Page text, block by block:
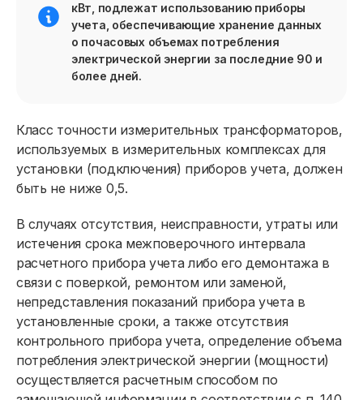
кВт, подлежат использованию приборы
учета, обеспечивающие хранение данных
о почасовых объемах потребления
электрической энергии за последние 90 и
более дней.
Класс точности измерительных трансформаторов,
используемых в измерительных комплексах для
установки (подключения) приборов учета, должен
быть не ниже 0,5.
В случаях отсутствия, неисправности, утраты или
истечения срока межповерочного интервала
расчетного прибора учета либо его демонтажа в
связи с поверкой, ремонтом или заменой,
непредставления показаний прибора учета в
установленные сроки, а также отсутствия
контрольного прибора учета, определение объема
потребления электрической энергии (мощности)
осуществляется расчетным способом по
Юридическим лицам
Договор энергоснабжения
Ценообразование